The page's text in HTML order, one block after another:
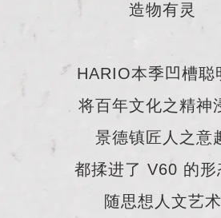
造物有灵
HARIO本季凹槽聪
将百年文化之精神
景德镇匠人之意
都揉进了 V60 的形
随思想人文艺术